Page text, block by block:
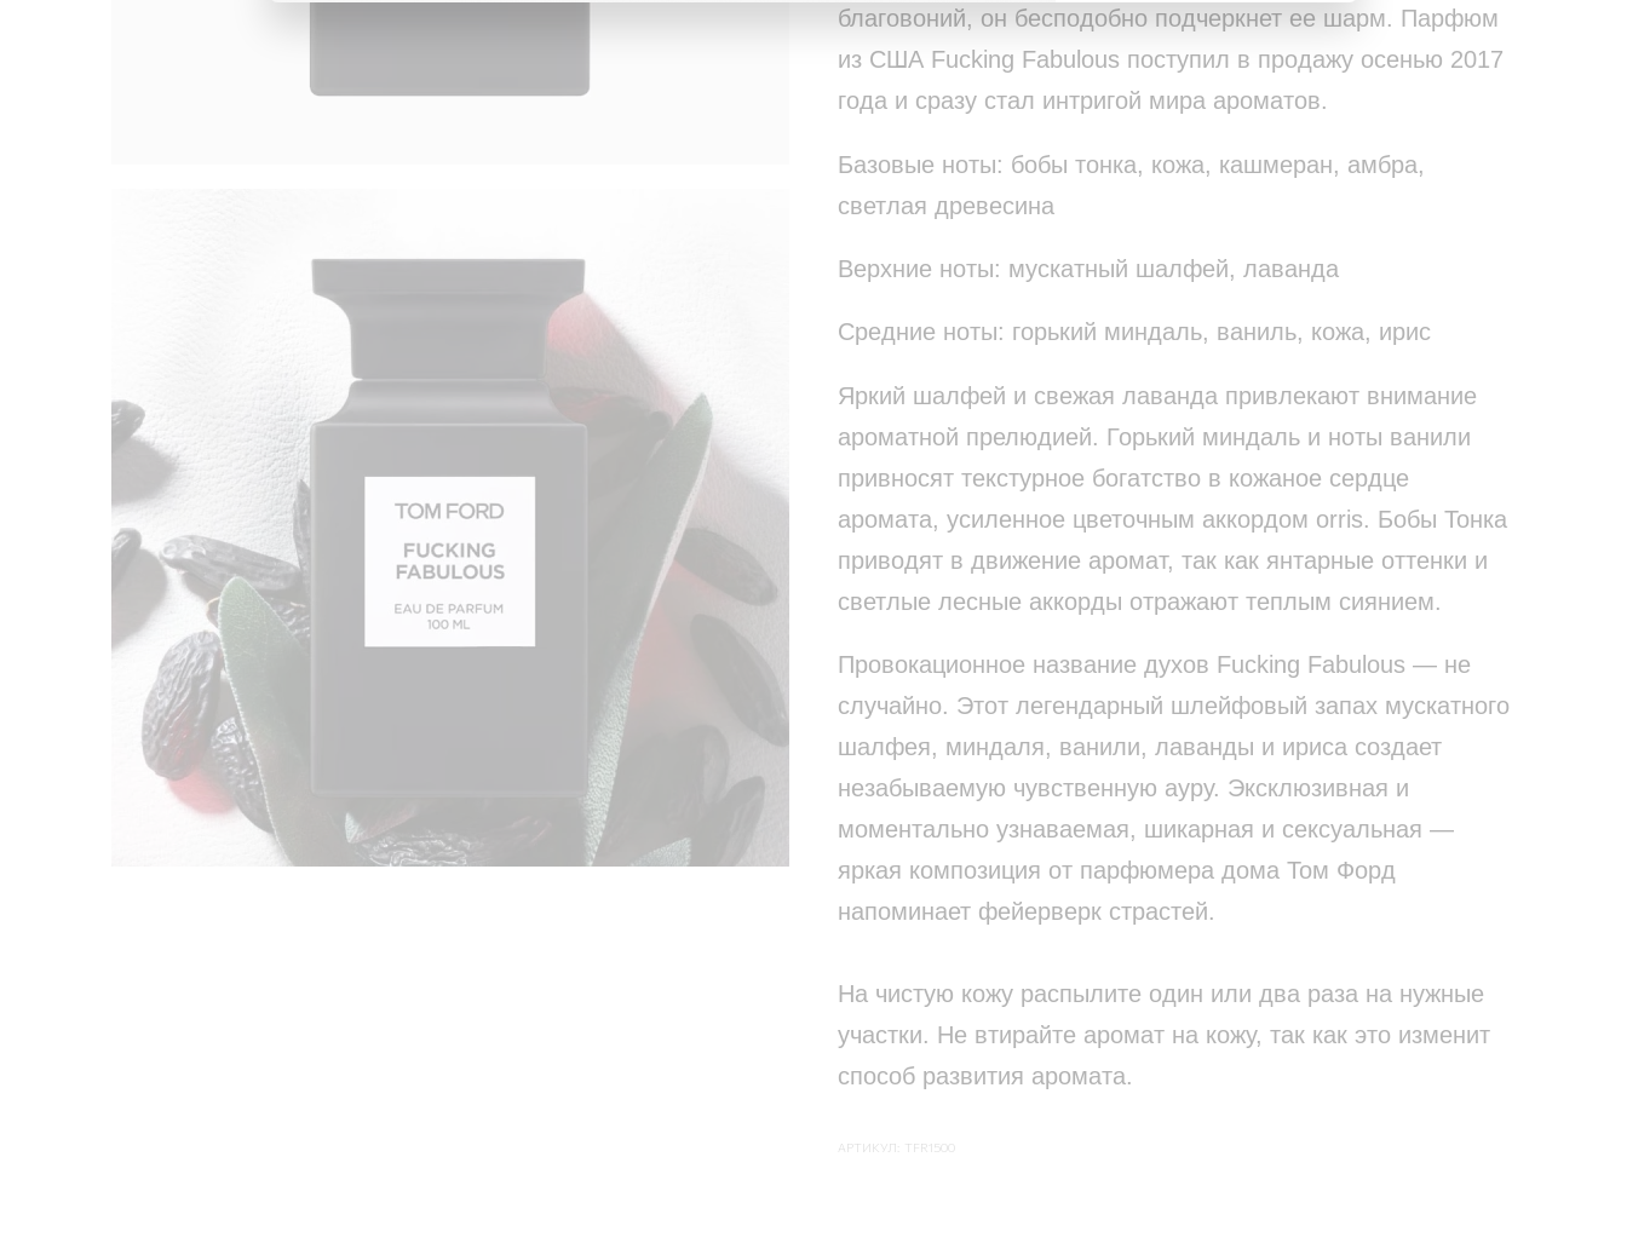
благовоний, он бесподобно подчеркнет ее шарм. Парфюм
из США Fucking Fabulous поступил в продажу осенью 2017
года и сразу стал интригой мира ароматов.
Базовые ноты: бобы тонка, кожа, кашмеран, амбра,
светлая древесина
Верхние ноты: мускатный шалфей, лаванда
Средние ноты: горький миндаль, ваниль, кожа, ирис
Яркий шалфей и свежая лаванда привлекают внимание
ароматной прелюдией. Горький миндаль и ноты ванили
привносят текстурное богатство в кожаное сердце
аромата, усиленное цветочным аккордом orris. Бобы Тонка
приводят в движение аромат, так как янтарные оттенки и
светлые лесные аккорды отражают теплым сиянием.
Провокационное название духов Fucking Fabulous — не
случайно. Этот легендарный шлейфовый запах мускатного
шалфея, миндаля, ванили, лаванды и ириса создает
незабываемую чувственную ауру. Эксклюзивная и
моментально узнаваемая, шикарная и сексуальная —
яркая композиция от парфюмера дома Том Форд
напоминает фейерверк страстей.
На чистую кожу распылите один или два раза на нужные
участки. Не втирайте аромат на кожу, так как это изменит
способ развития аромата.
АРТИКУЛ: TFR1500